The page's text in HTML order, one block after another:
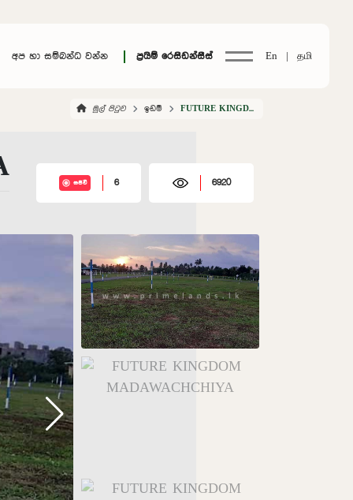
අප හා සම්බන්ධ වන්න ප්‍රයිම් රෙසිඩන්සීස් En | தமி
මුල් පිටුව ඉඩම් FUTURE KINGDOM MADAWACHCHIYA
සජීවී 6 6920